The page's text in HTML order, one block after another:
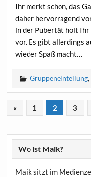
Ihr merkt schon, das
daher her­vor­ra­gend
in der Puber­tät holt
vor. Es gibt aller­dings
wie­der Spaß macht…
Gruppeneinteilung,
« 1 2 3
Wo ist Maik?
Maik sitzt im